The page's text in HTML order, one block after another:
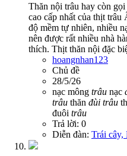
Thăn nội trâu hay còn
cao cấp nhất của thịt
độ mềm tự nhiên, nhiều
nên được rất nhiều nhà
thích. Thịt thăn nội đặc
hoangnhan123
Chủ đề
28/5/26
nạc mông trâu nạc
trâu thăn đùi trâu
đuôi trâu
Trả lời: 0
Diễn đàn: Trái cây,